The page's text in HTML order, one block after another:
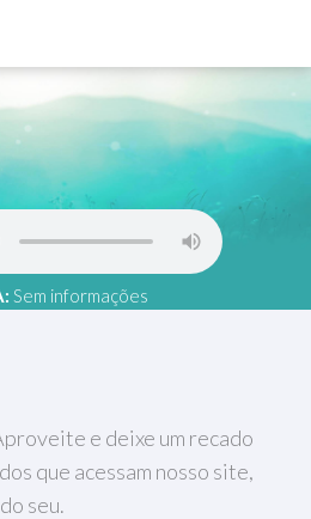
Sem informações
e deixe um recado
que acessam nosso site,
seu.